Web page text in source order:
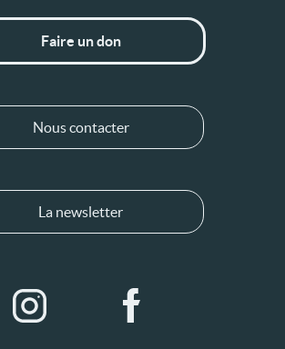
Faire un don
Nous contacter
La newsletter